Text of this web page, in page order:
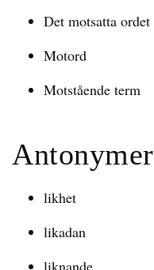
Det motsatta ordet
Motord
Motstående term
Antonymer
likhet
likadan
liknande